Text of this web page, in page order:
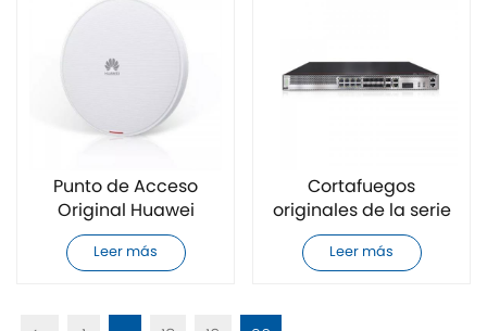
Punto de Acceso
Original Huawei
AirEngine 5761-11
Leer más
Cortafuegos
originales de la serie
Huawei USG6525E-AC
USG6500E
Leer más